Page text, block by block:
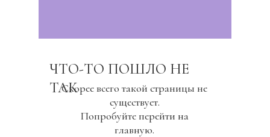
Скорее всего такой страницы не
существует.
Попробуйте перейти на
главную.
ЧТО-ТО ПОШЛО НЕ
ТАК